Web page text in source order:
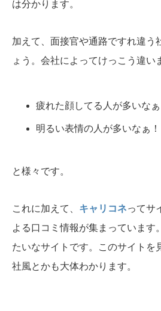
は分かります。
加えて、面接官や通路ですれ違う
ょう。会社によってけっこう違い
疲れた顔してる人が多いな
明るい表情の人が多いなぁ！
と様々です。
これに加えて、 キャリコネってサ
よる口コミ情報が集まっています
たいなサイトです。このサイトを
社風とかも大体わかります。